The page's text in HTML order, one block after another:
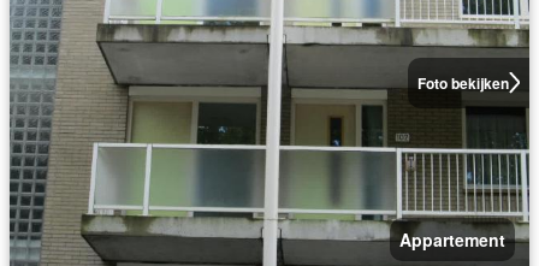
Foto bekijken
Appartement